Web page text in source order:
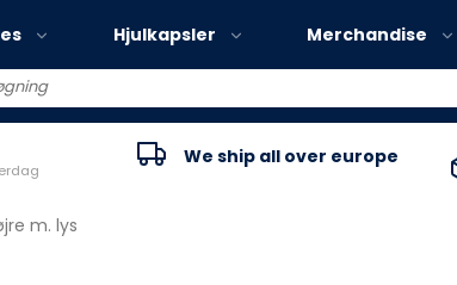
Volvo EX30
Volvo EC40
Hjulkapsler Merchandise
We ship all over europe
m. lys